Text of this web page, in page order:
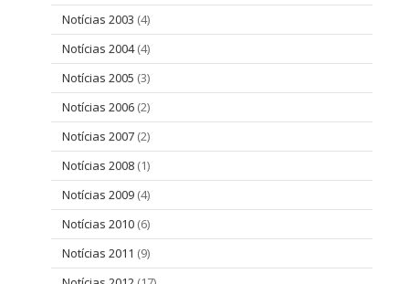
Notícias 2003 (4)
Notícias 2004(4)
Notícias 2005 (3)
Notícias 2006 (2)
Notícias 2007 (2)
Notícias 2008 (1)
Notícias 2009 (4)
Notícias 2010 (6)
Notícias 2011 (9)